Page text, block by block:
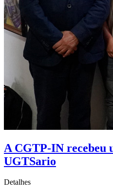
A CGTP-IN recebeu
UGTSario
Detalhes